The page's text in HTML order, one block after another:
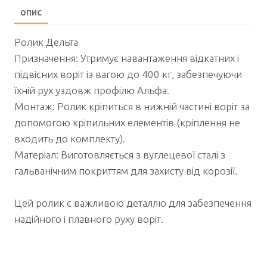
ОПИС
Ролик Дельта
Призначення: Утримує навантаження відкатних і
підвісних воріт із вагою до 400 кг, забезпечуючи
їхній рух уздовж профілю Альфа.
Монтаж: Ролик кріпиться в нижній частині воріт за
допомогою кріпильних елементів (кріплення не
входить до комплекту).
Матеріал: Виготовляється з вуглецевої сталі з
гальванічним покриттям для захисту від корозії.
Цей ролик є важливою деталлю для забезпечення
надійного і плавного руху воріт.